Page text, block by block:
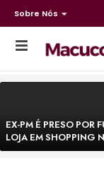
Sobre Nós
EX-PM É PRESO POR
LOJA EM SHOPPING
ESCAPA CORRENDO